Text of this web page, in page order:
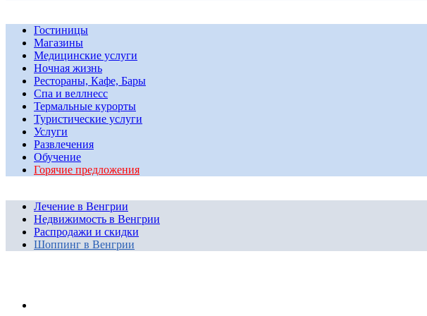
Гостиницы
Магазины
Медицинские услуги
Ночная жизнь
Рестораны, Кафе, Бары
Спа и веллнесс
Термальные курорты
Туристические услуги
Услуги
Развлечения
Обучение
Горячие предложения
Лечение в Венгрии
Недвижимость в Венгрии
Распродажи и скидки
Шоппинг в Венгрии